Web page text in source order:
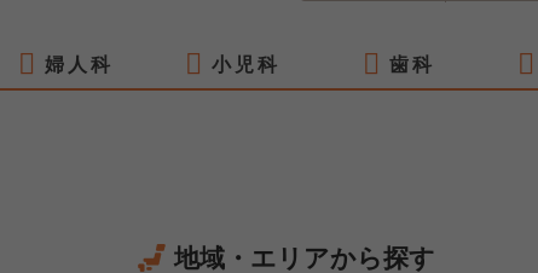
婦人科 小児科 歯科
地域・エリアから探す